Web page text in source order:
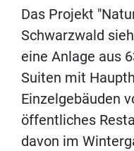
Das Projekt
Schwarzwald
eine Anlage aus
Suiten mit
Einzelgebäuden
öffentliches
davon im